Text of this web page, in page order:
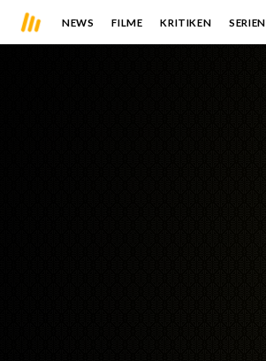
NEWS FILME KRITIKEN SERIEN